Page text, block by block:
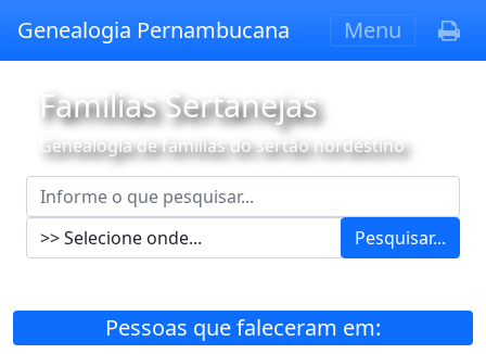
Genealogia Pernambucana Menu
Famílias Sertanejas
Genealogia de famílias do sertão nordestino
Pesquisar...
Pessoas que faleceram em: